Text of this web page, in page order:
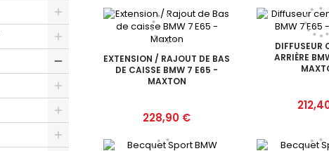
EXTENSION / RAJOUT DE BAS
DE CAISSE BMW 7 E65 -
MAXTON
Prix
228,90 €
DIFFUSEUR
ARRIÈRE
Prix